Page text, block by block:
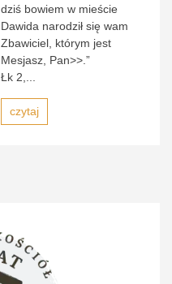
dziś bowiem w mieście
Dawida narodził się wam
Zbawiciel, którym jest
Mesjasz, Pan>>.”
Łk 2,...
czytaj